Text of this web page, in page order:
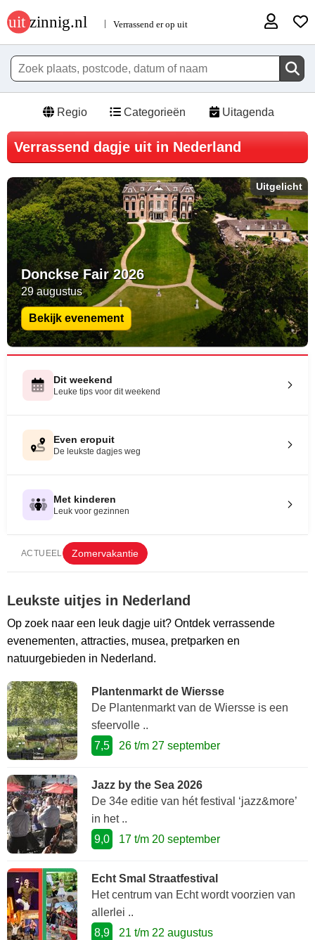
Regio Categorieën Uitagenda
Verrassend dagje uit in Nederland
Uitgelicht
Donckse Fair 2026
29 augustus
Bekijk evenement
Dit weekend
Leuke tips voor dit weekend
Even eropuit
De leukste dagjes weg
Met kinderen
Leuk voor gezinnen
ACTUEEL Zomervakantie
Leukste uitjes in Nederland
Op zoek naar een leuk dagje uit? Ontdek verrassende
evenementen, attracties, musea, pretparken en
natuurgebieden in Nederland.
Plantenmarkt de Wiersse
De Plantenmarkt van de Wiersse is een
sfeervolle ..
7,5
26 t/m 27 september
Jazz by the Sea 2026
De 34e editie van hét festival ‘jazz&more’
in het ..
9,0
17 t/m 20 september
Echt Smal Straatfestival
Het centrum van Echt wordt voorzien van
allerlei ..
8,9
21 t/m 22 augustus